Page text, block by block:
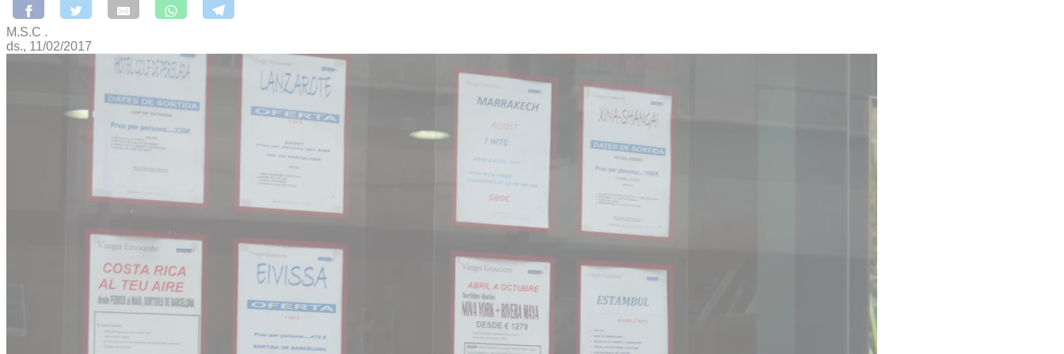
M.S.C .
ds., 11/02/2017